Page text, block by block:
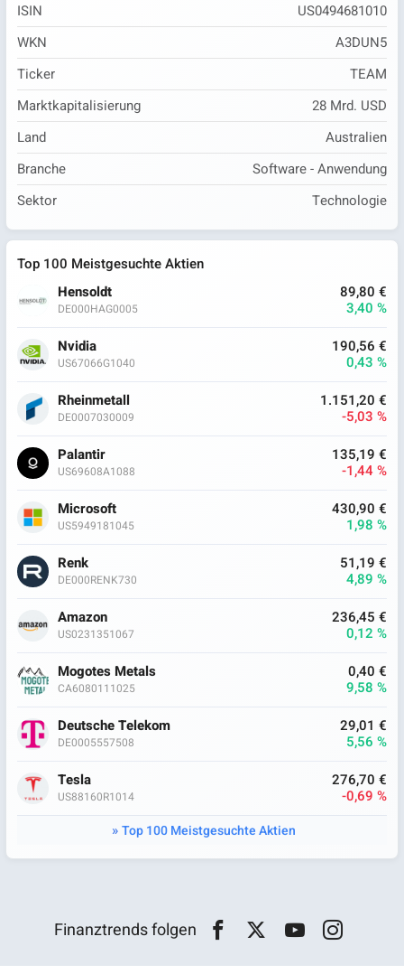
ISIN
US0494681010
WKN
A3DUN5
Ticker
TEAM
Marktkapitalisierung
28 Mrd. USD
Land
Australien
Branche
Software - Anwendung
Sektor
Technologie
Top 100 Meistgesuchte Aktien
Hensoldt
DE000HAG0005
89,80 €
3,40 %
Nvidia
US67066G1040
190,56 €
0,43 %
Rheinmetall
DE0007030009
1.151,20 €
-5,03 %
Palantir
US69608A1088
135,19 €
-1,44 %
Microsoft
US5949181045
430,90 €
1,98 %
Renk
DE000RENK730
51,19 €
4,89 %
Amazon
US0231351067
236,45 €
0,12 %
Mogotes Metals
CA6080111025
0,40 €
9,58 %
Deutsche Telekom
DE0005557508
29,01 €
5,56 %
Tesla
US88160R1014
276,70 €
-0,69 %
Top 100 Meistgesuchte Aktien
Finanztrends folgen